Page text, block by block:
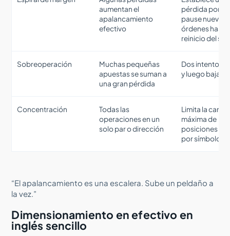
aumentan el
apalancamiento
efectivo
pérdida por
pause nuevas
órdenes hasta
reinicio del
Sobreoperación
Muchas pequeñas
apuestas se suman a
una gran pérdida
Dos intentos
y luego baja
Concentración
Todas las
operaciones en un
solo par o dirección
Limita la
máxima de
posiciones
por símbolo
“El apalancamiento es una escalera. Sube un peldaño a
la vez.”
Dimensionamiento en efectivo en
inglés sencillo